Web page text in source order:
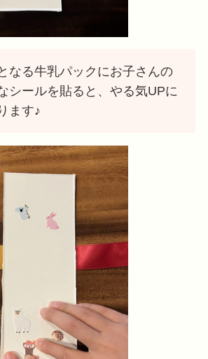
なる牛乳パックにお子さんの
シールを貼ると、やる気UPに
ます♪